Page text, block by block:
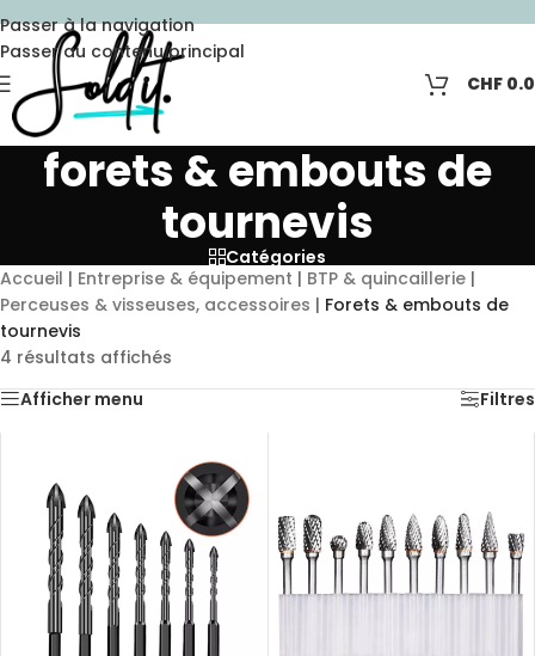
Passer à la navigation
Passer au contenu principal
CHF
forets & embouts de
tournevis
Catégories
Accueil | Entreprise & équipement | BTP & quincaillerie |
Perceuses & visseuses, accessoires | Forets & embouts de
tournevis
4 résultats affichés
Afficher menu
Filtres